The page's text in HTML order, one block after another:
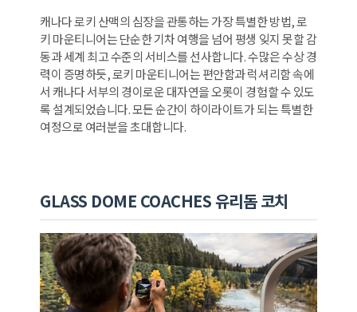
캐나다 로키 산맥의 심장을 관통하는 가장 특별한 방법, 로
키 마운티니어는 단순한 기차 여행을 넘어 평생 잊지 못할 감
동과 세계 최고 수준의 서비스를 선사합니다. 수많은 수상 경
력이 증명하듯, 로키 마운티니어는 편안함과 럭셔리함 속에
서 캐나다 서부의 경이로운 대자연을 오롯이 경험할 수 있도
록 설계되었습니다. 모든 순간이 하이라이트가 되는 특별한
여정으로 여러분을 초대합니다.
GLASS DOME COACHES 유리돔 코치